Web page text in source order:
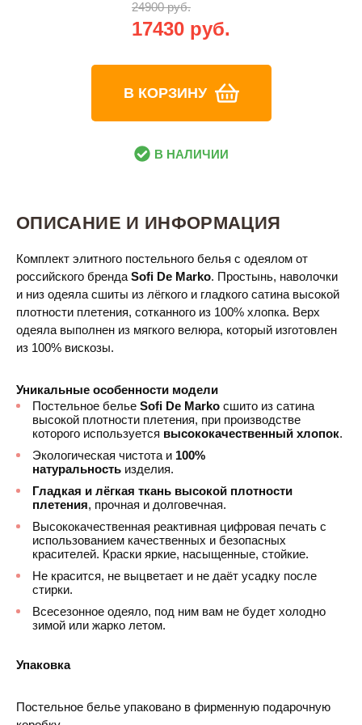
24900 руб.
17430 руб.
В КОРЗИНУ
В НАЛИЧИИ
ОПИСАНИЕ И ИНФОРМАЦИЯ
Комплект элитного постельного белья с одеялом от
российского бренда Sofi De Marko. Простынь, наволочки
и низ одеяла сшиты из лёгкого и гладкого сатина высокой
плотности плетения, сотканного из 100% хлопка. Верх
одеяла выполнен из мягкого велюра, который изготовлен
из 100% вискозы.
Уникальные особенности модели
Постельное белье Sofi De Marko сшито из сатина
высокой плотности плетения, при производстве
которого используется высококачественный хлопок.
Экологическая чистота и 100%
натуральность изделия.
Гладкая и лёгкая ткань высокой плотности
плетения, прочная и долговечная.
Высококачественная реактивная цифровая печать с
использованием качественных и безопасных
красителей. Краски яркие, насыщенные, стойкие.
Не красится, не выцветает и не даёт усадку после
стирки.
Всесезонное одеяло, под ним вам не будет холодно
зимой или жарко летом.
Упаковка
Постельное белье упаковано в фирменную подарочную